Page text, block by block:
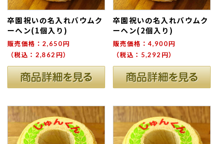
卒園祝いの名入れバウムク
ーヘン(1個入り)
販売価格：2,650円
（税込：2,862円）
卒園祝いの名入れバウムク
ーヘン(2個入り)
販売価格：4,900円
（税込：5,292円）